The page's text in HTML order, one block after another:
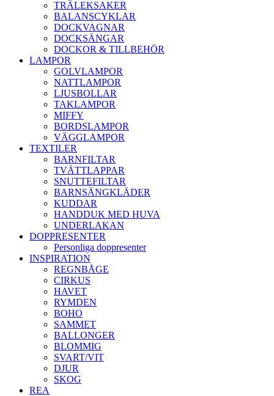
TRÄLEKSAKER
BALANSCYKLAR
DOCKVAGNAR
DOCKSÄNGAR
DOCKOR & TILLBEHÖR
LAMPOR
GOLVLAMPOR
NATTLAMPOR
LJUSBOLLAR
TAKLAMPOR
MIFFY
BORDSLAMPOR
VÄGGLAMPOR
TEXTILER
BARNFILTAR
TVÄTTLAPPAR
SNUTTEFILTAR
BARNSÄNGKLÄDER
KUDDAR
HANDDUK MED HUVA
UNDERLAKAN
DOPPRESENTER
Personliga doppresenter
INSPIRATION
REGNBÅGE
CIRKUS
HAVET
RYMDEN
BOHO
SAMMET
BALLONGER
BLOMMIG
SVART/VIT
DJUR
SKOG
REA